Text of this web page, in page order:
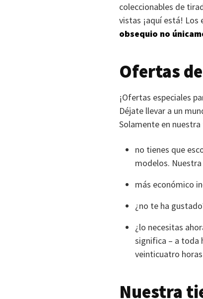
coleccionables de
vistas ¡aquí está!
obsequio no
Ofertas de
¡Ofertas especiales
Déjate llevar a un
Solamente en
no tienes que
modelos.
más económico
¿no te ha
¿lo necesitas
significa – a toda
veinticuatro
Nuestra